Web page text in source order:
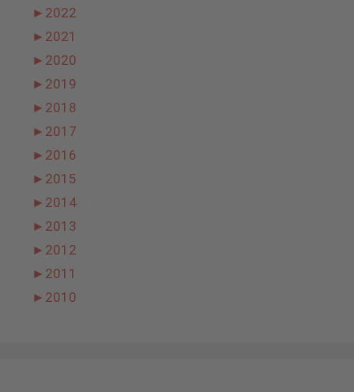
► 2022
► 2021
► 2020
► 2019
► 2018
► 2017
► 2016
► 2015
► 2014
► 2013
► 2012
► 2011
► 2010